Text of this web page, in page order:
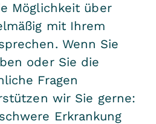
Möglichkeit über
mit Ihrem
Wenn Sie
oder Sie die
Fragen
wir Sie gerne:
Erkrankung